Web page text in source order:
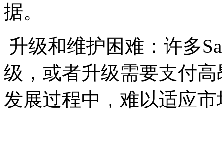
据。
升级和维护困难：许多
级，或者升级需要支付
发展过程中，难以适应